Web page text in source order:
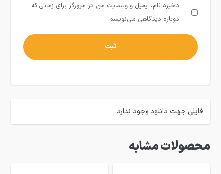
ذخیره نام، ایمیل و وبسایت من در مرورگر برای زمانی که
دوباره دیدگاهی می‌نویسم.
فایلی جهت دانلود وجود ندارد..
محصولات مشابه